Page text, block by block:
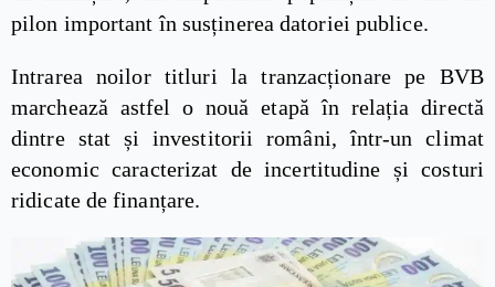
pilon important în susținerea datoriei publice.
Intrarea noilor titluri la tranzacționare pe BVB
marchează astfel o nouă etapă în relația directă
dintre stat și investitorii români, într-un climat
economic caracterizat de incertitudine și costuri
ridicate de finanțare.